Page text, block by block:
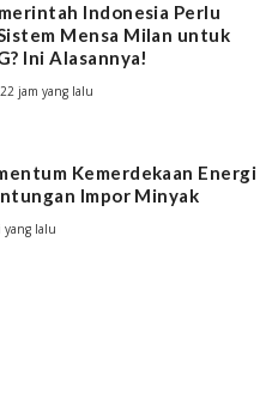
Indonesia Perlu
Mensa Milan untuk
Ini Alasannya!
22 jam yang lalu
Kemerdekaan Energi
Impor Minyak
yang lalu